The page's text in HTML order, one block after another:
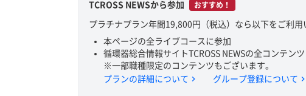
TCROSS NEWSから参加 おすすめ！
プラチナプラン年間19,800円（税込）なら以下をご利用
本ページの全ライブコースに参加
循環器総合情報サイトTCROSS NEWSの全コンテンツ
※一部職種限定のコンテンツもございます。
プランの詳細について chevron_right グループ登録について chevron_right